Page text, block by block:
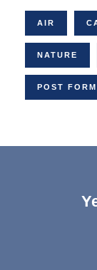
AIR
NATURE
POST